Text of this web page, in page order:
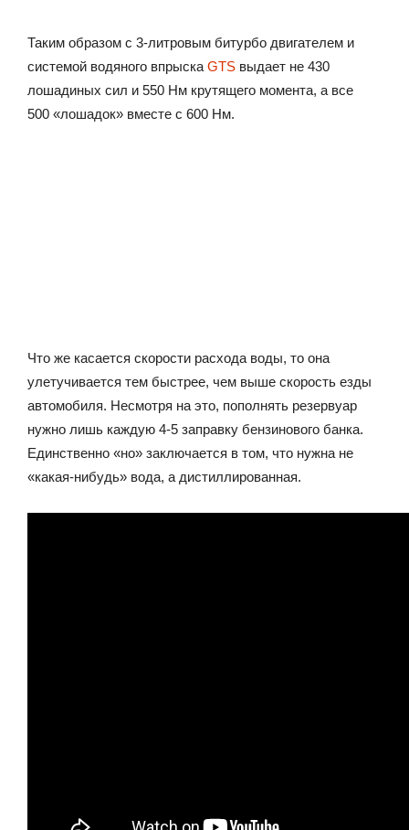
Таким образом с 3-литровым битурбо двигателем и
системой водяного впрыска GTS выдает не 430
лошадиных сил и 550 Нм крутящего момента, а все
500 «лошадок» вместе с 600 Нм.
Что же касается скорости расхода воды, то она
улетучивается тем быстрее, чем выше скорость езды
автомобиля. Несмотря на это, пополнять резервуар
нужно лишь каждую 4-5 заправку бензинового банка.
Единственно «но» заключается в том, что нужна не
«какая-нибудь» вода, а дистиллированная.